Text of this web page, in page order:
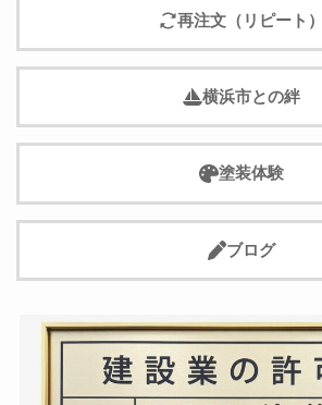
再注文（リピート）
横浜市との絆
塗装体験
ブログ